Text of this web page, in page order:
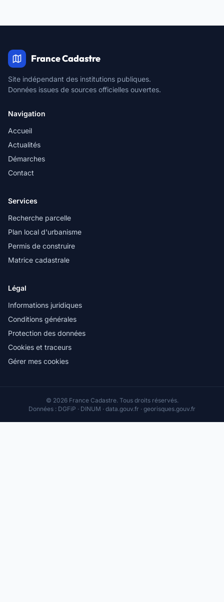
France Cadastre
Site indépendant des institutions publiques.
Données issues de sources officielles ouvertes.
Navigation
Accueil
Actualités
Démarches
Contact
Services
Recherche parcelle
Plan local d'urbanisme
Permis de construire
Matrice cadastrale
Légal
Informations juridiques
Conditions générales
Protection des données
Cookies et traceurs
Gérer mes cookies
© 2026 France Cadastre. Tous droits réservés.
Données : DGFiP · DINUM · data.gouv.fr · georisques.gouv.fr